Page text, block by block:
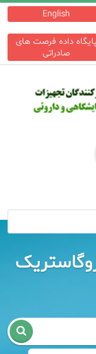
English
پایگاه داده فرصت های
صادراتی
